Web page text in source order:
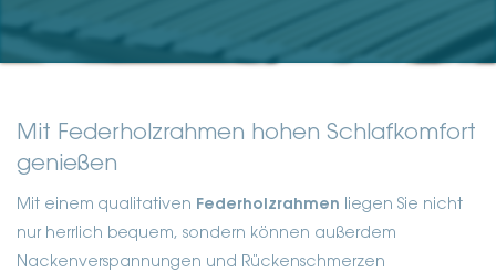
Mit Federholzrahmen hohen Schlafkomfort
genießen
Mit einem qualitativen Federholzrahmen liegen Sie nicht
nur herrlich bequem, sondern können außerdem
Nackenverspannungen und Rückenschmerzen